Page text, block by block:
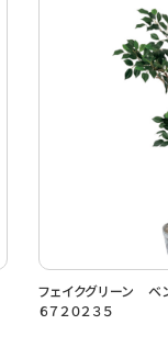
フェイクグリーン
６７２０２３５